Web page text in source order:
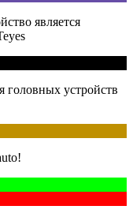
является
головных устройств